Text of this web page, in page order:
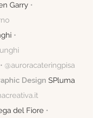
Garry •
•
• @auroracateringpisa
Design SPluma
del Fiore •